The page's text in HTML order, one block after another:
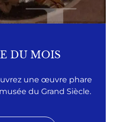
DU MOIS
une œuvre phare
du Grand Siècle.